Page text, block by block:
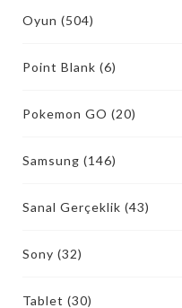
Oyun (504)
Point Blank (6)
Pokemon GO (20)
Samsung (146)
Sanal Gerçeklik (43)
Sony (32)
Tablet (30)